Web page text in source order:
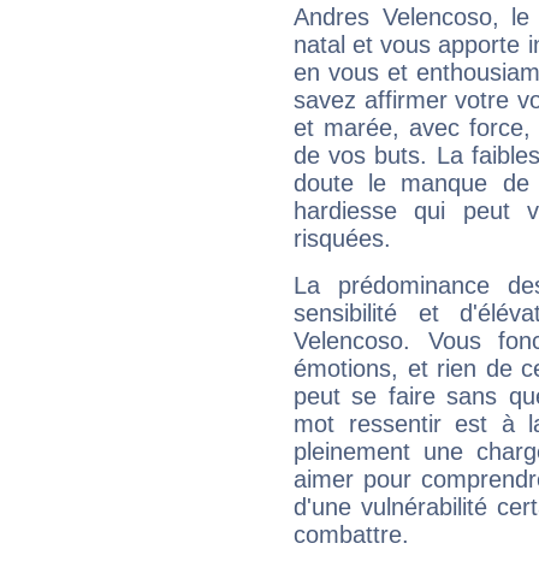
Andres Velencoso,
natal et vous apporte
en vous et
savez affirmer votre
et marée, avec
de vos buts. La
doute le manque
hardiesse qui peut
risquées.
La prédominance
sensibilité et
Velencoso. Vous
émotions, et rien de
peut se faire sans
mot ressentir est à
pleinement une
aimer pour
d'une vulnérabilité
combattre.